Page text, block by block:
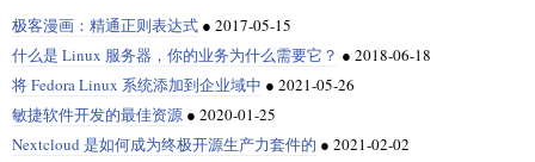
极客漫画：精通正则表达式 ● 2017-05-15
什么是 Linux 服务器，你的业务为什么需要它？ ● 2018-06-18
将 Fedora Linux 系统添加到企业域中 ● 2021-05-26
敏捷软件开发的最佳资源 ● 2020-01-25
Nextcloud 是如何成为终极开源生产力套件的 ● 2021-02-02